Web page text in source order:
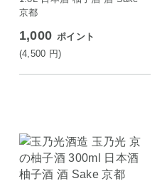
京都
1,000 ポイント
(4,500 円)